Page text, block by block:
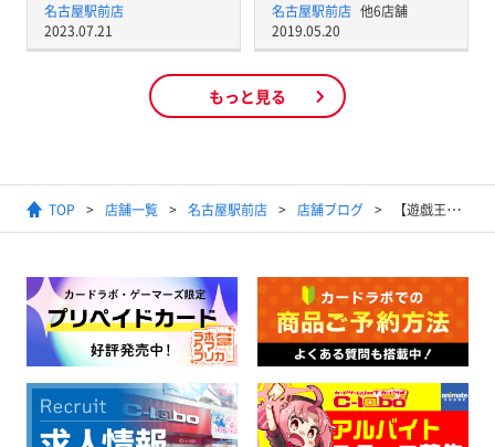
名古屋駅前店
2023.07.21
名古屋駅前店 他6店舗
2019.05.20
もっと見る
TOP 店舗一覧 名古屋駅前店 店舗ブログ 【遊戯王】6月13日 開催『ランキングデュエル』『エルドリッチ』デッキ優勝者レシピ